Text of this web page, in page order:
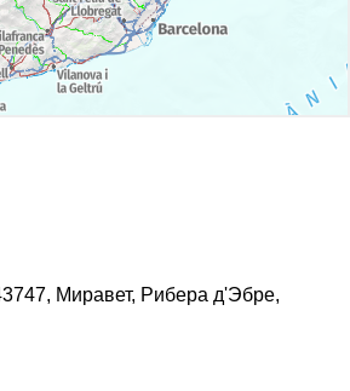
Миравет, Рибера д'Эбре,